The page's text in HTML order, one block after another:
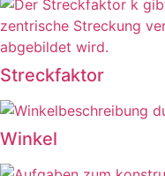
Streckfaktor
Winkel